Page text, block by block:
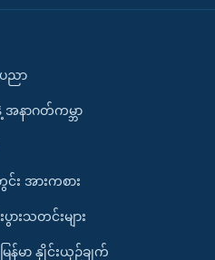
ညာ
နာဂတ်ကမ္ဘာ
အားကစား
းသတင်းများ
ြန်မာ နှိုင်းယှဉ်ချက်